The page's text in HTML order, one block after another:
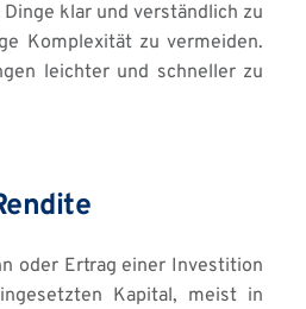
klar und verständlich zu
Komplexität zu vermeiden.
leichter und schneller zu
oder Ertrag einer Investition
Kapital, meist in